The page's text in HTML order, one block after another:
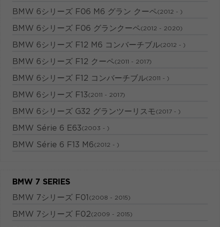
BMW 6シリーズ F06 M6 グラン クーペ(2012 - )
BMW 6シリーズ F06 グランクーペ(2012 - 2020)
BMW 6シリーズ F12 M6 コンバーチブル(2012 - )
BMW 6シリーズ F12 クーペ(2011 - 2017)
BMW 6シリーズ F12 コンバーチブル(2011 - )
BMW 6シリーズ F13(2011 - 2017)
BMW 6シリーズ G32 グランツーリスモ(2017 - )
BMW Série 6 E63(2003 - )
BMW Série 6 F13 M6(2012 - )
BMW 7 SERIES
BMW 7シリーズ F01 (2008 - 2015)
BMW 7シリーズ F02(2009 - 2015)